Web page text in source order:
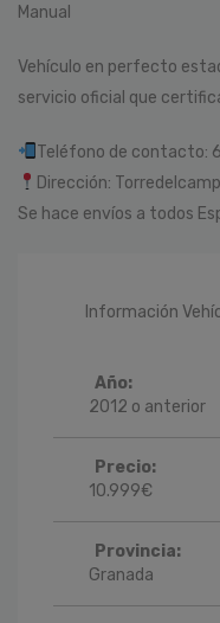
Manual
Vehículo en perfecto
servicio oficial que
Teléfono de contacto:
Dirección:
Se hace envíos a todos
Información
Año:
2012 o anterior
Precio:
10.999€
Provincia:
Granada